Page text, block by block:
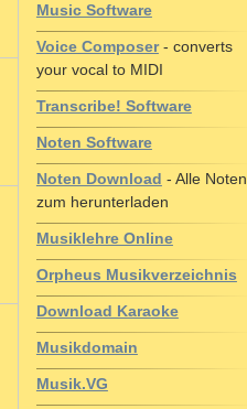
Music Software
Voice Composer- converts
your vocal to MIDI
Transcribe! Software
Noten Software
Noten Download - Alle Noten
zum herunterladen
Musiklehre Online
Orpheus Musikverzeichnis
Download Karaoke
Musikdomain
Musik.VG